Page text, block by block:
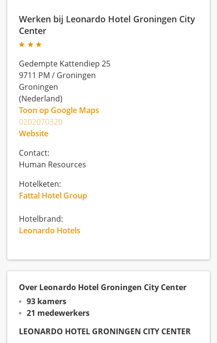
Werken bij Leonardo Hotel Groningen City
Center
Gedempte Kattendiep 25
9711 PM / Groningen
Groningen
(Nederland)
Toon op Google Maps
0202070320
Website
Contact:
Human Resources
Hotelketen:
Fattal Hotel Group
Hotelbrand:
Leonardo Hotels
Over Leonardo Hotel Groningen City Center
93 kamers
21 medewerkers
LEONARDO HOTEL GRONINGEN CITY CENTER